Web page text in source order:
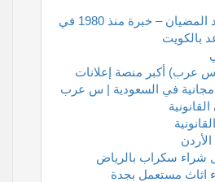
شركة مصاعد المضيان – خبرة منذ 1980 في
بالكويت
أكبر منصة إعلانات
مجانية في السعودية | س عرب
شراء سكراب بالرياض
اثاث مستعمل بجدة